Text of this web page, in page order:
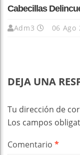
Cabecillas
Adm3 06 Ago
DEJA UNA
Tu dirección de
Los campos
Comentario *